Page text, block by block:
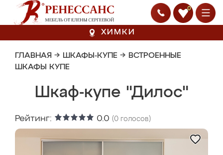
0
ХИМКИ
ГЛАВНАЯ → ШКАФЫ-КУПЕ → ВСТРОЕННЫЕ
ШКАФЫ КУПЕ
Шкаф-купе "Дилос"
Рейтинг: 0.0 (0 голосов)